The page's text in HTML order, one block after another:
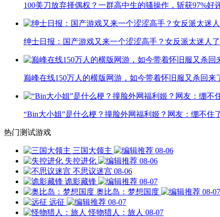
100美刀放弃择偶权？一群高中生的骚操作，斩获97%好
绅士日报：国产游戏又来一个涩涩高手？女反派太迷人了
巅峰在线150万人的横版网游，如今带着怀旧服又杀回来
“Bin大小姐”是什么梗？撞脸外网福利姬？网友：绷不住
热门测试游戏
三国大领主
08-06
失控进化
08-06
不思议迷宫 08-06
诡影藏锋
08-07
奥比岛：梦想国度
08-07
远征
08-07
怪物猎人：旅人 08-07